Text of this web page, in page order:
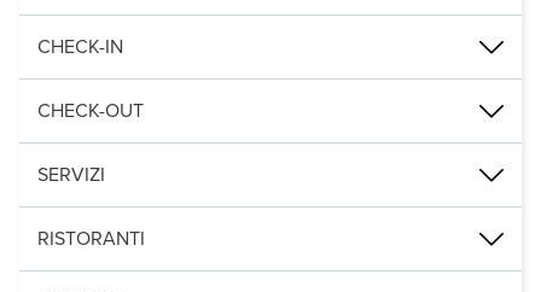
Punti di interesse:
Le distanze sono visualizzate con un'approssimazione di 0,1
Regalati un soggiorno indimenticabile in una delle 234 camere
CHECK-IN
Leggi Tutto
CHECK-OUT
Entro le: 11:00
SERVIZI
Rilassati in una delle 2 piscine all'aperto e scegli tra i servizi
Potrai usufruire di una postazione PC, un pratico servizio di
RISTORANTI